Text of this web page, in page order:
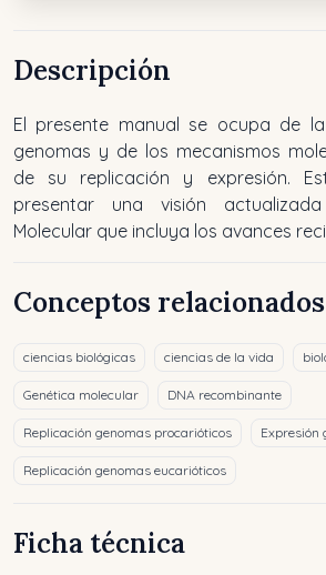
Descripción
El presente manual se ocupa de
genomas y de los mecanismos
de su replicación y expresión.
presentar una visión
Molecular que incluya los avances
Conceptos relacionados
ciencias biológicas ciencias de la vida
Genética molecular DNA recombinante
Replicación genomas procarióticos Expresión
Replicación genomas eucarióticos
Ficha técnica